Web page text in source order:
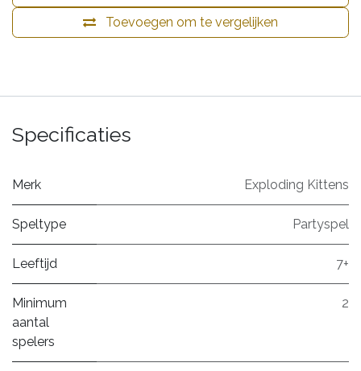
Toevoegen om te vergelijken
Specificaties
Merk Exploding Kittens
Speltype Partyspel
Leeftijd 7+
Minimum
aantal
spelers
2